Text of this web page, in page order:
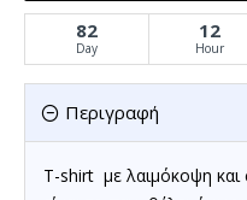
Περιγραφή
T-shirt με λαιμόκοψη
82
Day
12
Hour